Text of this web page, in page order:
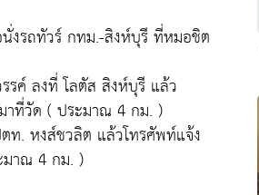
งรถทัวร์ กทม.-สิงห์บุรี ที่หมอชิต
ค์ ลงที่ โลตัส สิงห์บุรี แล้ว
าที่วัด ( ประมาณ 4 กม. )
ท. หงส์ชวลิต แล้วโทรศัพท์แจ้ง
มาณ 4 กม. )